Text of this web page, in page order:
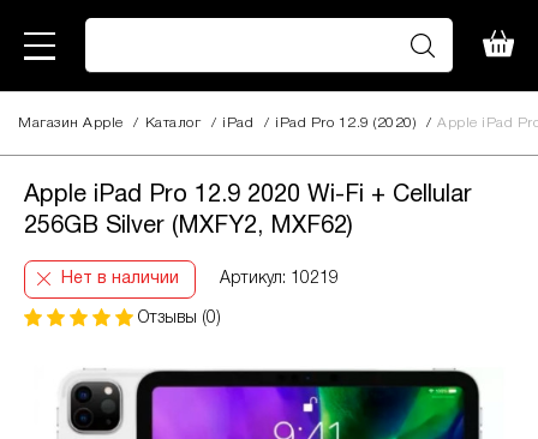
Магазин Apple / Каталог / iPad / iPad Pro 12.9 (2020) / Apple iPad
Apple iPad Pro 12.9 2020 Wi-Fi + Cellular
256GB Silver (MXFY2, MXF62)
Нет в наличии Артикул: 10219
Отзывы (0)